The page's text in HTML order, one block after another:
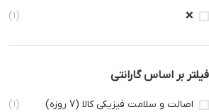
❌
(1)
فیلتر بر اساس گارانتی
اصالت و سلامت فیزیکی کالا (7 روزه) (1)